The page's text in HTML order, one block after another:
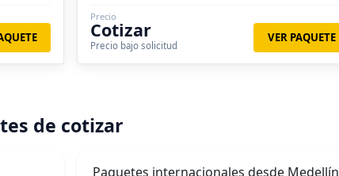
Precio
Cotizar
Precio bajo solicitud
VER PAQUETE
de cotizar
Paquetes internacionales desde Medellín